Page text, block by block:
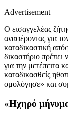
Advertisement
Ο εισαγγελέας
αναφέροντας για
καταδικαστική
δικαστήριο πρέπει
για την μετέπειτα
καταδικασθείς
ομολόγησε» και
«Ηχηρό